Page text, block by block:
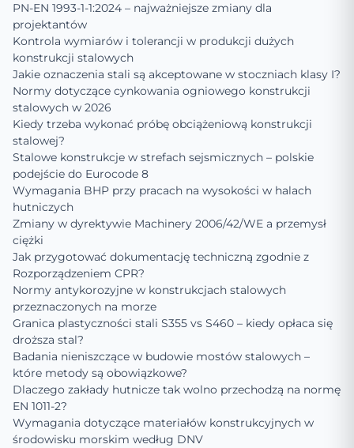
PN-EN 1993-1-1:2024 – najważniejsze zmiany dla
projektantów
Kontrola wymiarów i tolerancji w produkcji dużych
konstrukcji stalowych
Jakie oznaczenia stali są akceptowane w stoczniach klasy I?
Normy dotyczące cynkowania ogniowego konstrukcji
stalowych w 2026
Kiedy trzeba wykonać próbę obciążeniową konstrukcji
stalowej?
Stalowe konstrukcje w strefach sejsmicznych – polskie
podejście do Eurocode 8
Wymagania BHP przy pracach na wysokości w halach
hutniczych
Zmiany w dyrektywie Machinery 2006/42/WE a przemysł
ciężki
Jak przygotować dokumentację techniczną zgodnie z
Rozporządzeniem CPR?
Normy antykorozyjne w konstrukcjach stalowych
przeznaczonych na morze
Granica plastyczności stali S355 vs S460 – kiedy opłaca się
droższa stal?
Badania nieniszczące w budowie mostów stalowych –
które metody są obowiązkowe?
Dlaczego zakłady hutnicze tak wolno przechodzą na normę
EN 1011-2?
Wymagania dotyczące materiałów konstrukcyjnych w
środowisku morskim według DNV